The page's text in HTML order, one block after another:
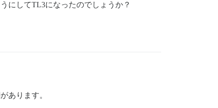
にしてTL3になったのでしょうか？
あります。